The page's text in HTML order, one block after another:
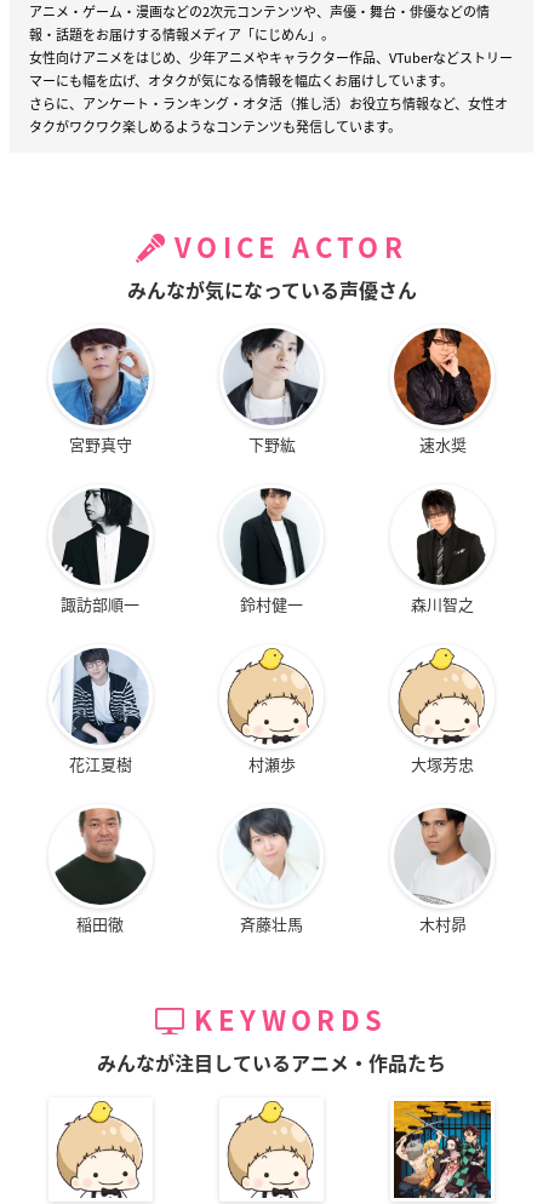
アニメ・ゲーム・漫画などの2次元コンテンツや、声優・舞台・俳優などの情
報・話題をお届けする情報メディア「にじめん」。
女性向けアニメをはじめ、少年アニメやキャラクター作品、VTuberなどストリー
マーにも幅を広げ、オタクが気になる情報を幅広くお届けしています。
さらに、アンケート・ランキング・オタ活（推し活）お役立ち情報など、女性オ
タクがワクワク楽しめるようなコンテンツも発信しています。
VOICE ACTOR
みんなが気になっている声優さん
宮野真守 下野紘 速水奨
諏訪部順一 鈴村健一 森川智之
花江夏樹 村瀬歩 大塚芳忠
稲田徹 斉藤壮馬 木村昴
KEYWORDS
みんなが注目しているアニメ・作品たち